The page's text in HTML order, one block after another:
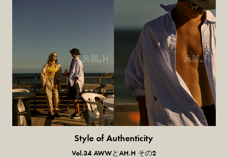
Style of Authenticity
普通の服、普通のスタイル。
Vol.34 AWWとAH.H その2